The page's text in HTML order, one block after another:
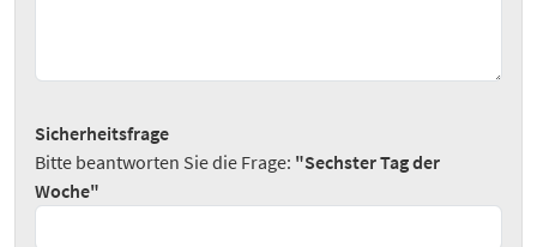
Sicherheitsfrage
Bitte beantworten Sie die Frage: "Sechster Tag der
Woche"